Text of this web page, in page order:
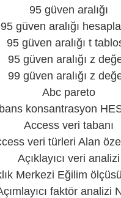
95 güven aralığı
95 güven aralığı
95 güven aralığı t
95 güven aralığı z
99 güven aralığı z
Abc pareto
konsantrasyon
Access veri tabanı
veri türleri Alan
Açıklayıcı veri analizi
Merkezi Eğilim
faktör analizi